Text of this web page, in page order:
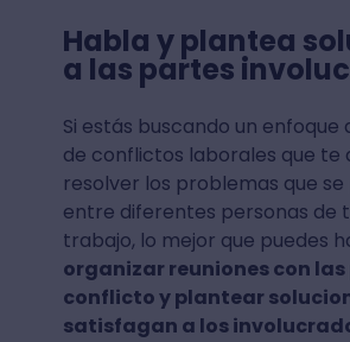
Habla y plantea
a las partes
Si estás buscando un enfoque
de conflictos laborales que te
resolver los problemas que
entre diferentes personas de
trabajo, lo mejor que puedes
organizar reuniones con las
conflicto y plantear
satisfagan a los